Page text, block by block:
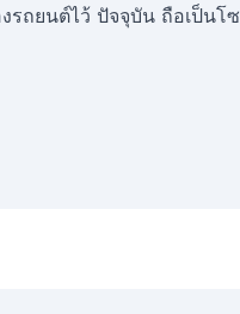
งรถยนต์ไว้ ปัจจุบัน ถือเป็